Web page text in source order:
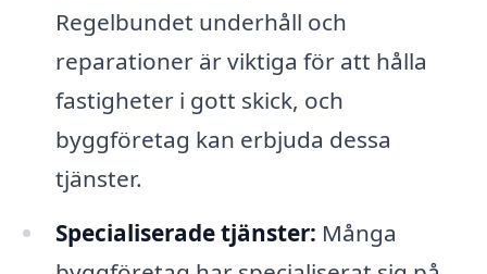
Regelbundet underhåll och
reparationer är viktiga för att hålla
fastigheter i gott skick, och
byggföretag kan erbjuda dessa
tjänster.
Specialiserade tjänster: Många